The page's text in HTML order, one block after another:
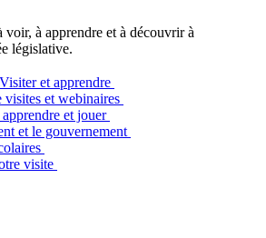
voir, à apprendre et à découvrir à
législative.
et apprendre
visites et webinaires
et jouer
et le gouvernement
visite